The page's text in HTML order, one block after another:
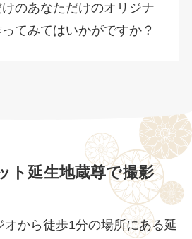
のあなただけのオリジナ
てみてはいかがですか？
ト延生地蔵尊で撮影
から徒歩1分の場所にある延